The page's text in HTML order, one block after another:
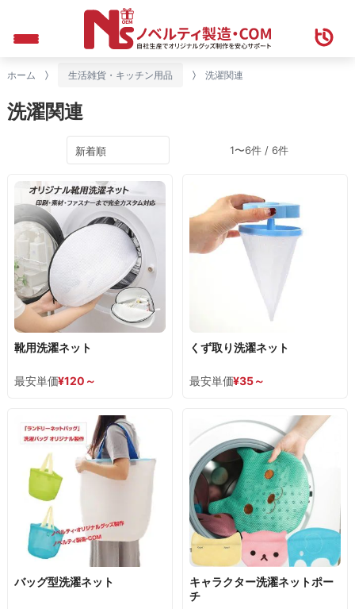
ホーム 生活雑貨・キッチン用品 洗濯関連
洗濯関連
1〜6件 / 6件
最安単価¥120 ～
靴用洗濯ネット
最安単価¥35～
くず取り洗濯ネット
バッグ型洗濯ネット
キャラクター洗濯ネットポー
チ